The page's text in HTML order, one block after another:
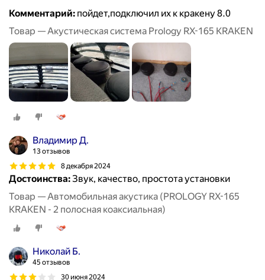
Комментарий: пойдет,подключил их к кракену 8.0
Товар — Акустическая система Prology RX-165 KRAKEN
Владимир Д.
13 отзывов
8 декабря 2024
Достоинства:Звук, качество, простота установки
Товар — Автомобильная акустика (PROLOGY RX-165
KRAKEN - 2 полосная коаксиальная)
Николай Б.
45 отзывов
30 июня 2024